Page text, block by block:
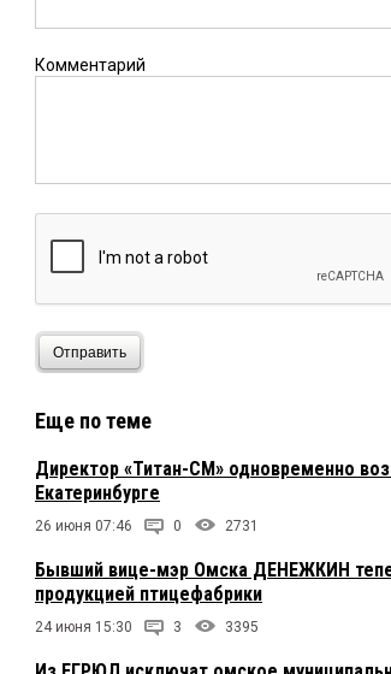
Комментарий
Отправить
Еще по теме
Директор «Титан-СМ» одновременно
Екатеринбурге
26 июня 07:46 0 2731
Бывший вице-мэр Омска ДЕНЕЖКИН
продукцией птицефабрики
24 июня 15:30 3 3395